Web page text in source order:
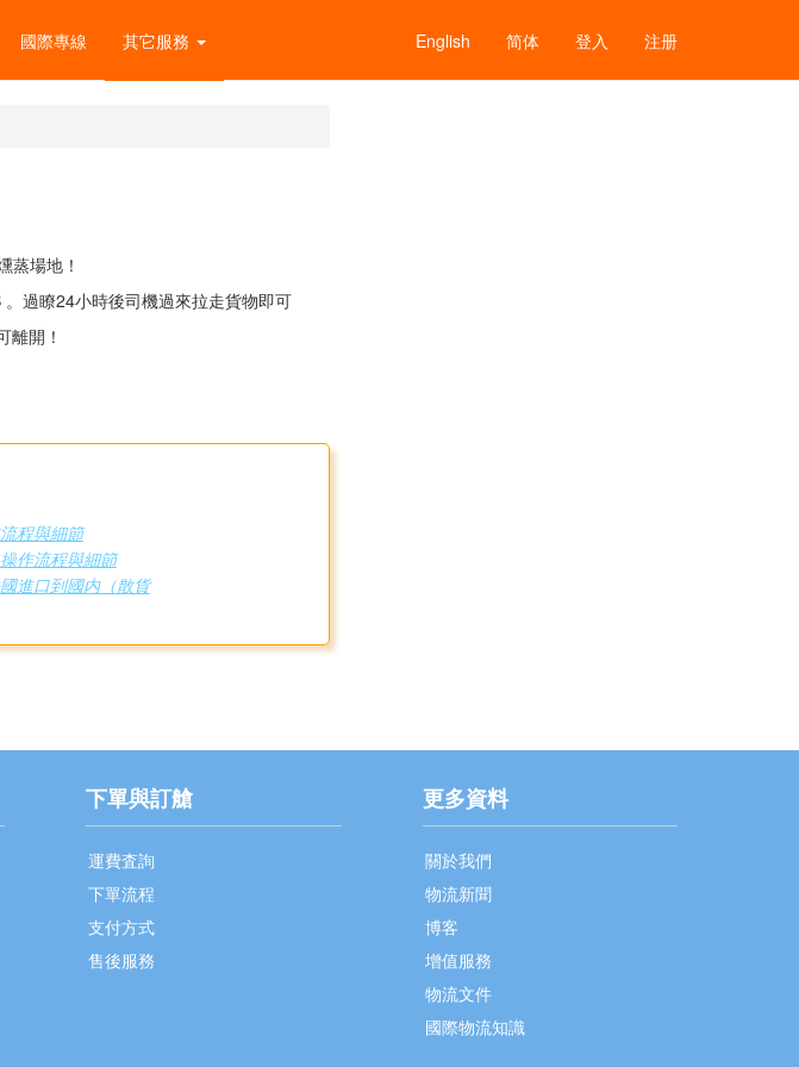
國際專線 其它服務 English 简体 登入 注册
蒸場地！
過瞭24小時後司機過來拉走貨物即可
離開！
程與細節
作流程與細節
進口到國内（散貨
下單與訂艙
運費査詢
下單流程
支付方式
售後服務
更多資料
關於我們
物流新聞
博客
增值服務
物流文件
國際物流知識